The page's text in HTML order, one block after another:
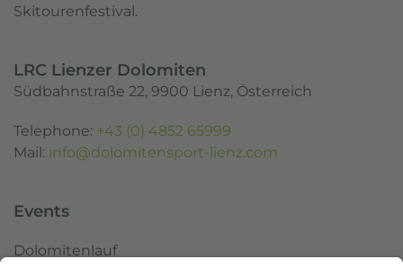
Skitourenfestival.
LRC Lienzer Dolomiten
Südbahnstraße 22, 9900 Lienz, Österreich
Telephone: +43 (0) 4852 65999
Mail: info@dolomitensport-lienz.com
Events
Dolomitenlauf